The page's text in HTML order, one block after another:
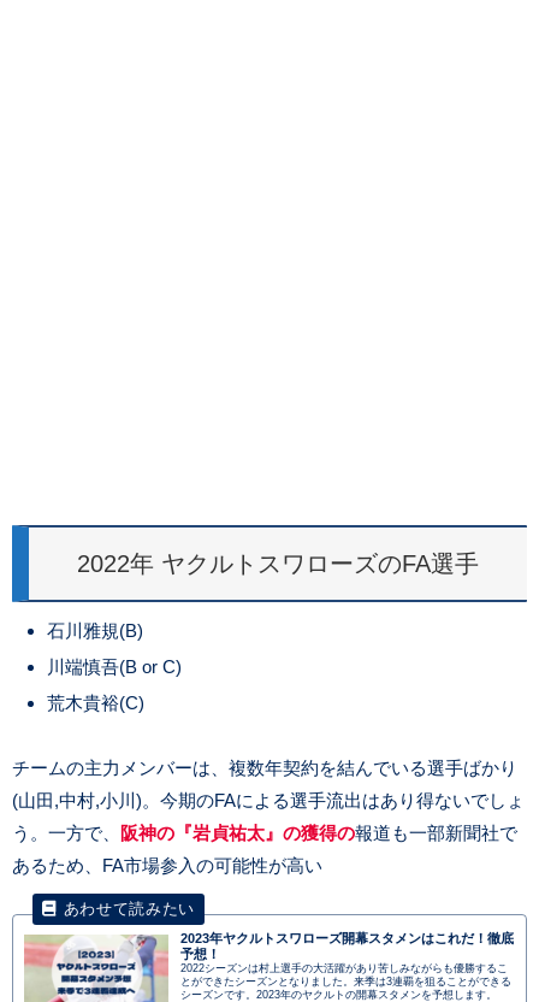
2022年 ヤクルトスワローズのFA選手
石川雅規(B)
川端慎吾(B or C)
荒木貴裕(C)
チームの主力メンバーは、複数年契約を結んでいる選手ばかり
(山田,中村,小川)。今期のFAによる選手流出はあり得ないでしょ
う。一方で、
阪神の『岩貞祐太』の獲得の報道も一部新聞社で
あるため、FA市場参入の可能性が高い
2023年ヤクルトスワローズ開幕スタメンはこれだ！徹底
予想！
2022シーズンは村上選手の大活躍があり苦しみながらも優勝するこ
とができたシーズンとなりました。来季は3連覇を狙ることができる
シーズンです。2023年のヤクルトの開幕スタメンを予想します。